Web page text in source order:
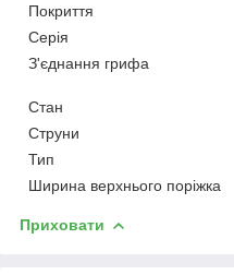
Покриття
Серія
З'єднання грифа
Стан
Струни
Тип
Ширина верхнього поріжка
Приховати